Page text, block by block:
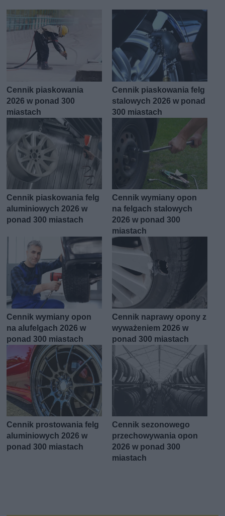
Cennik piaskowania
2026 w ponad 300
miastach
Cennik piaskowania felg
stalowych 2026 w ponad
300 miastach
Cennik piaskowania felg
aluminiowych 2026 w
ponad 300 miastach
Cennik wymiany opon
na felgach stalowych
2026 w ponad 300
miastach
Cennik wymiany opon
na alufelgach 2026 w
ponad 300 miastach
Cennik naprawy opony z
wyważeniem 2026 w
ponad 300 miastach
Cennik prostowania felg
aluminiowych 2026 w
ponad 300 miastach
Cennik sezonowego
przechowywania opon
2026 w ponad 300
miastach